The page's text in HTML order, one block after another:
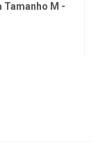
Tamanho M -